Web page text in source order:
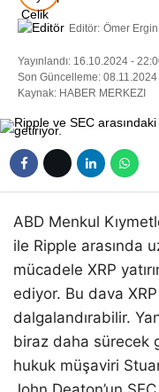
Editör: Ömer Ergin
Yayınlandı: 16.10.2024 -
Son Güncelleme: 08.11.2024
Kaynak: HABER MERKEZI
ABD Menkul
ile Ripple arasında
mücadele XRP
ediyor. Bu dava
dalgalandırabilir.
biraz daha sürecek
hukuk müşaviri